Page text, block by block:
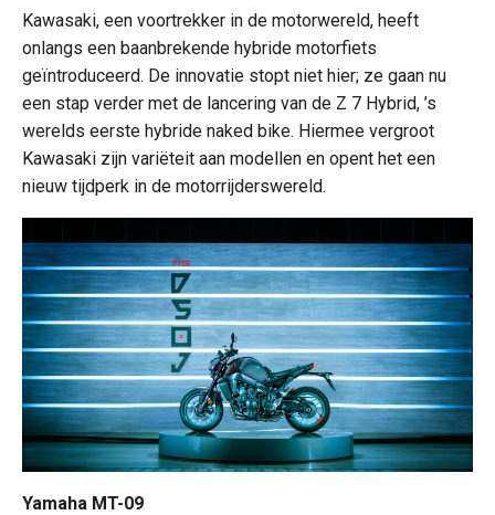
Kawasaki, een voortrekker in de motorwereld, heeft
onlangs een baanbrekende hybride motorfiets
geïntroduceerd. De innovatie stopt niet hier; ze gaan nu
een stap verder met de lancering van de Z 7 Hybrid, ’s
werelds eerste hybride naked bike. Hiermee vergroot
Kawasaki zijn variëteit aan modellen en opent het een
nieuw tijdperk in de motorrijderswereld.
Yamaha MT-09